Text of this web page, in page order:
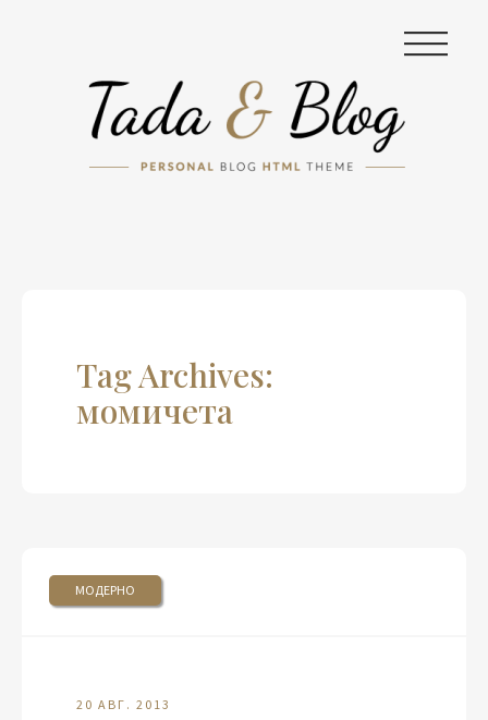
|||
Tag Archives:
момичета
МОДЕРНО
20 АВГ. 2013